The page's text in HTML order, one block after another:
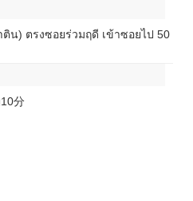
ติน) ตรงซอยร่วมฤดี เข้าซอยไป 50
分